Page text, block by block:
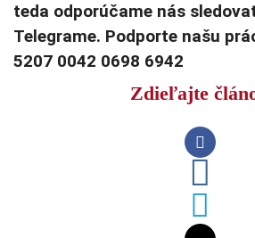
teda odporúčame nás
Telegrame. Podporte našu
5207 0042 0698 6942
Zdieľajte